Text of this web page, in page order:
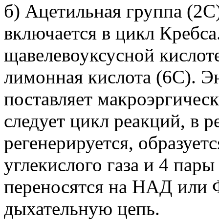
б) Ацетильная группа
включается в цикл
щавелевоуксусной
лимонная кислота (6С).
поставляет
следует цикл реакций, в
регенерируется,
углекислого газа и 4
переносятся на НАД или
дыхательную цепь.